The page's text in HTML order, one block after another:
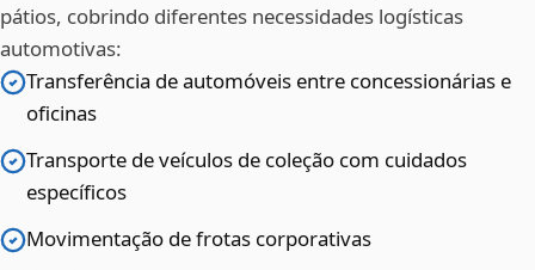
pátios, cobrindo diferentes necessidades logísticas
automotivas:
Transferência de automóveis entre concessionárias e
oficinas
Transporte de veículos de coleção com cuidados
específicos
Movimentação de frotas corporativas